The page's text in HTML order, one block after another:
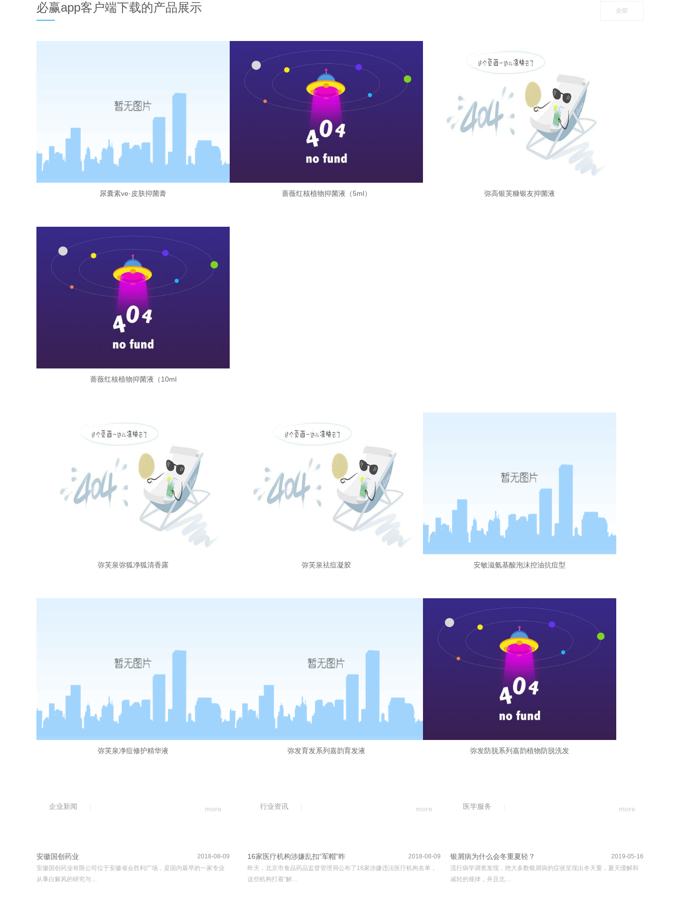
必赢app客户端下载的产品展示 全部
尿囊素ve·皮肤抑菌膏 蔷薇红核植物抑菌液（5ml） 弥高银芙糠银友抑菌液
蔷薇红核植物抑菌液（10ml
弥芙泉弥狐净狐清香露 弥芙泉祛痘凝胶 安敏滋氨基酸泡沫控油抗痘型
弥芙泉净痘修护精华液 弥发育发系列嘉韵育发液 弥发防脱系列嘉韵植物防脱洗发
企业新闻 more
2018-08-09
安徽国创药业
安徽国创药业有限公司位于安徽省会胜利广场，是国内最早的一家专业
从事白癜风的研究与…
行业资讯 more
2018-08-09
16家医疗机构涉嫌乱扣“军帽”昨
昨天，北京市食品药品监督管理局公布了16家涉嫌违法医疗机构名单，
这些机构打着“解…
医学服务 more
2019-05-16
银屑病为什么会冬重夏轻？
流行病学调查发现，绝大多数银屑病的症状呈现出冬天重，夏天缓解和
减轻的规律，并且北…